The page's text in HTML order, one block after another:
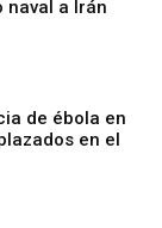
naval a Irán
de ébola en
en el